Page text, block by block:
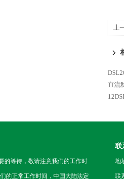
上
直流
的等待，敬请注意我们的工作时
的正常工作时间，中国大陆法定
联
地
联